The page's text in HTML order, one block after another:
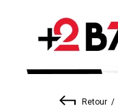
Retour